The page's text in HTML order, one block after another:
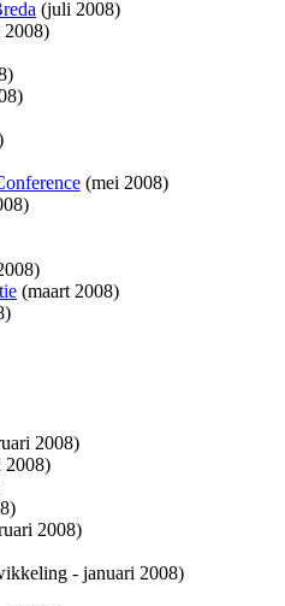
(juli 2008)
(mei 2008)
(maart 2008)
2008)
2008)
2008)
- januari 2008)